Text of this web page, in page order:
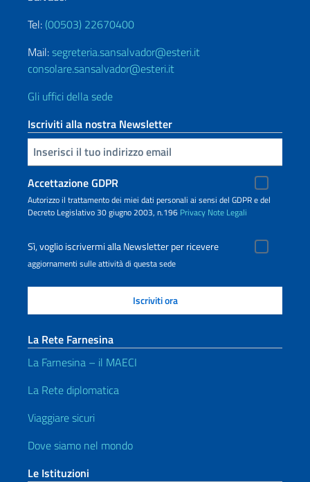
Tel: (00503) 22670400
Mail:segreteria.sansalvador@esteri.it
consolare.sansalvador@esteri.it
Gli uffici della sede
Iscriviti alla nostra Newsletter
Inserisci la tua email
Accettazione GDPR
Autorizzo il trattamento dei miei dati personali ai sensi del GDPR e del
Decreto Legislativo 30 giugno 2003, n.196 Privacy Note Legali
Sì, voglio iscrivermi alla Newsletter per ricevere
aggiornamenti sulle attività di questa sede
La Rete Farnesina
La Farnesina – il MAECI
La Rete diplomatica
Viaggiare sicuri
Dove siamo nel mondo
Le Istituzioni